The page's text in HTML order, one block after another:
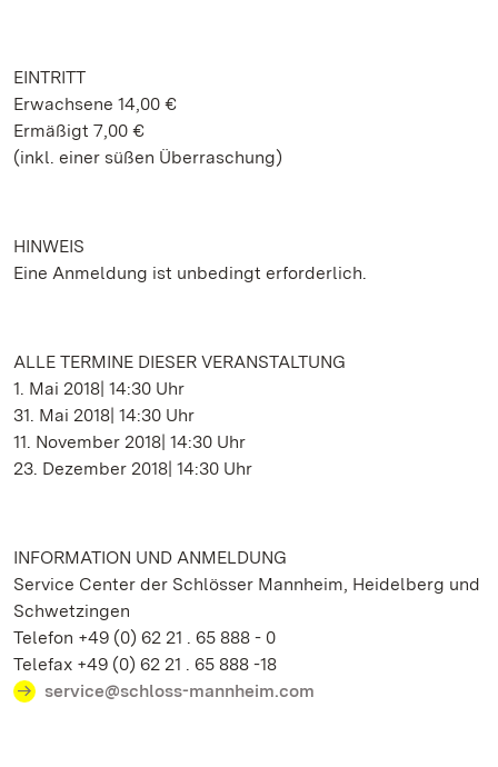
EINTRITT
Erwachsene 14,00 €
Ermäßigt 7,00 €
(inkl. einer süßen Überraschung)
HINWEIS
Eine Anmeldung ist unbedingt erforderlich.
ALLE TERMINE DIESER VERANSTALTUNG
1. Mai 2018| 14:30 Uhr
31. Mai 2018| 14:30 Uhr
11. November 2018| 14:30 Uhr
23. Dezember 2018| 14:30 Uhr
INFORMATION UND ANMELDUNG
Service Center der Schlösser Mannheim, Heidelberg und
Schwetzingen
Telefon +49 (0) 62 21 . 65 888 - 0
Telefax +49 (0) 62 21 . 65 888 -18
service@schloss-mannheim.com